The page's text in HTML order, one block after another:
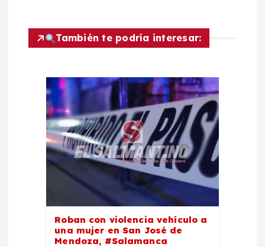
a
También te podría interesar:
Roban con violencia vehículo a
una mujer en San José de
Mendoza, #Salamanca